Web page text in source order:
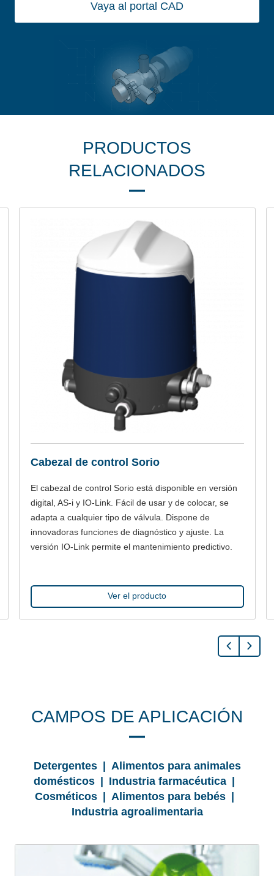
Vaya al portal CAD
PRODUCTOS
RELACIONADOS
Cabezal de control Sorio
El cabezal de control Sorio está disponible en versión
digital, AS-i y IO-Link. Fácil de usar y de colocar, se
adapta a cualquier tipo de válvula. Dispone de
innovadoras funciones de diagnóstico y ajuste. La
versión IO-Link permite el mantenimiento predictivo.
Ver el producto
CAMPOS DE APLICACIÓN
Detergentes | Alimentos para animales
domésticos | Industria farmacéutica |
Cosméticos | Alimentos para bebés |
Industria agroalimentaria